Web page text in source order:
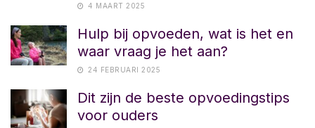
4 MAART 2025
Hulp bij opvoeden, wat is het en
waar vraag je het aan?
24 FEBRUARI 2025
Dit zijn de beste opvoedingstips
voor ouders